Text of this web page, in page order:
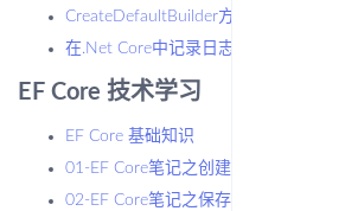
CreateDefaultBuilder方法都做了什么？
在.Net Core中记录日志
EF Core 技术学习
EF Core 基础知识
01-EF Core笔记之创建模型
02-EF Core笔记之保存数据